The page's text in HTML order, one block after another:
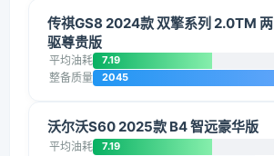
传祺GS8 2024款 双擎系列 2.0TM 两
驱尊贵版
平均油耗 7.19
整备质量 2045
沃尔沃S60 2025款 B4 智远豪华版
平均油耗 7.19